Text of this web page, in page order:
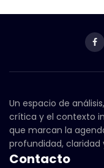
Un espacio de
crítica y el contexto
que marcan la
profundidad, claridad
Contacto